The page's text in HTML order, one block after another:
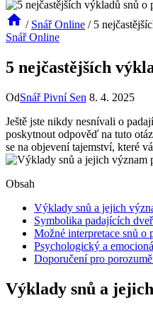
/ Snář Online / 5
Snář Online
5 nejčastějších
OdSnář Pivní Sen 8. 4. 2025
Ještě jste nikdy nesnívali o
poskytnout odpověď na tuto
se na objevení tajemství, které
Obsah
Výklady snů a jejich
Symbolika padajících
Možné interpretace snů o
Psychologický a
Doporučení pro
Výklady snů a